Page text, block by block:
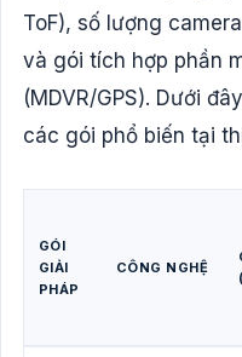
ToF), số lượng
và gói tích hợp phần
(MDVR/GPS). Dưới
các gói phổ biến tại
GÓI
GIẢI
PHÁP
CÔNG NGHỆ